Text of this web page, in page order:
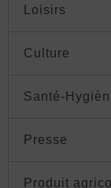
Loisirs
Culture
Santé-
Presse
Produit